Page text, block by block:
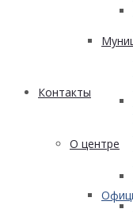
Контакты
О центре